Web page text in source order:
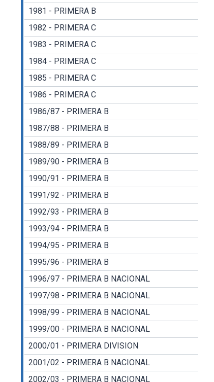
1981 - PRIMERA B
1982 - PRIMERA C
1983 - PRIMERA C
1984 - PRIMERA C
1985 - PRIMERA C
1986 - PRIMERA C
1986/87 - PRIMERA B
1987/88 - PRIMERA B
1988/89 - PRIMERA B
1989/90 - PRIMERA B
1990/91 - PRIMERA B
1991/92 - PRIMERA B
1992/93 - PRIMERA B
1993/94 - PRIMERA B
1994/95 - PRIMERA B
1995/96 - PRIMERA B
1996/97 - PRIMERA B NACIONAL
1997/98 - PRIMERA B NACIONAL
1998/99 - PRIMERA B NACIONAL
1999/00 - PRIMERA B NACIONAL
2000/01 - PRIMERA DIVISION
2001/02 - PRIMERA B NACIONAL
2002/03 - PRIMERA B NACIONAL